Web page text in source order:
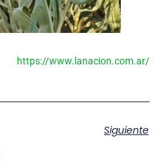
https://www.lanacion.com.ar/
Siguiente